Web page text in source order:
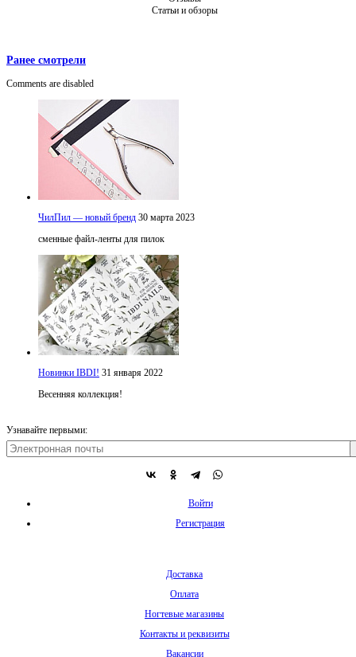
Статьи и обзоры
Ранее смотрели
Comments are disabled
ЧилПил — новый бренд 30 марта 2023
сменные файл-ленты для пилок
Новинки IBDI! 31 января 2022
Весенняя коллекция!
Узнавайте первыми:
Войти
Регистрация
Доставка
Оплата
Ногтевые магазины
Контакты и реквизиты
Вакансии